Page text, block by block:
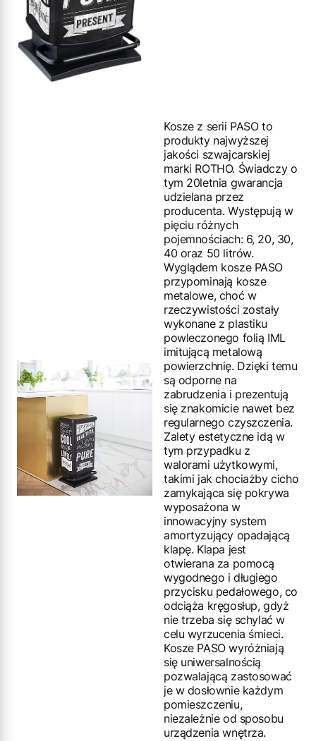
Kosze z serii PASO to
produkty najwyższej
jakości szwajcarskiej
marki ROTHO. Świadczy o
tym 20letnia gwarancja
udzielana przez
producenta. Występują w
pięciu różnych
pojemnościach: 6, 20, 30,
40 oraz 50 litrów.
Wyglądem kosze PASO
przypominają kosze
metalowe, choć w
rzeczywistości zostały
wykonane z plastiku
powleczonego folią IML
imitującą metalową
powierzchnię. Dzięki temu
są odporne na
zabrudzenia i prezentują
się znakomicie nawet bez
regularnego czyszczenia.
Zalety estetyczne idą w
tym przypadku z
walorami użytkowymi,
takimi jak chociażby cicho
zamykająca się pokrywa
wyposażona w
innowacyjny system
amortyzujący opadającą
klapę. Klapa jest
otwierana za pomocą
wygodnego i długiego
przycisku pedałowego, co
odciąża kręgosłup, gdyż
nie trzeba się schylać w
celu wyrzucenia śmieci.
Kosze PASO wyróżniają
się uniwersalnością
pozwalającą zastosować
je w dosłownie każdym
pomieszczeniu,
niezależnie od sposobu
urządzenia wnętrza.